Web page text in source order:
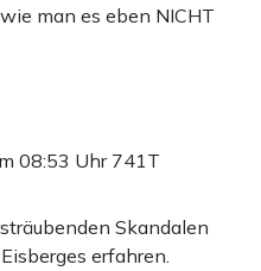
man es eben NICHT
08:53 Uhr 741T
Skandalen
erfahren.